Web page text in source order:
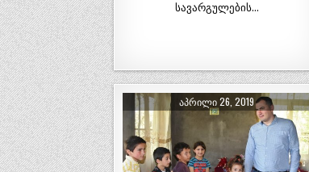
სავარგულების…
ᲐᲞᲠᲘᲚᲘ 26, 2019